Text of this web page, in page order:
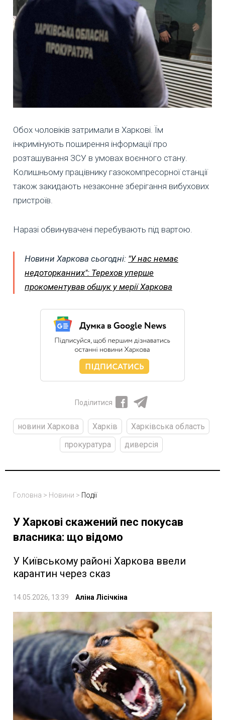
Обох чоловіків затримали в Харкові. Їм
інкримінують поширення інформації про
розташування ЗСУ в умовах воєнного стану.
Колишньому працівнику газокомпресорної станції
також закидають незаконне зберігання вибухових
пристроїв.
Наразі обвинувачені перебувають під вартою.
Новини Харкова сьогодні: "У нас немає
недоторканних": Терехов уперше
прокоментував обшук у мерії Харкова
Поділитися
новини Харкова Харків
Харківська область
прокуратура
диверсія
Головна > Новини > Події
У Харкові скажений пес покусав
власника: що відомо
У Київському районі Харкова ввели
карантин через сказ
14.05.2026, 13:39 Аліна Лісічкіна